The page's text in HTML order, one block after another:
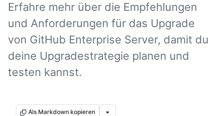
Erfahre mehr über die Empfehlungen
und Anforderungen für das Upgrade
von GitHub Enterprise Server, damit du
deine Upgradestrategie planen und
testen kannst.
Als Markdown kopieren